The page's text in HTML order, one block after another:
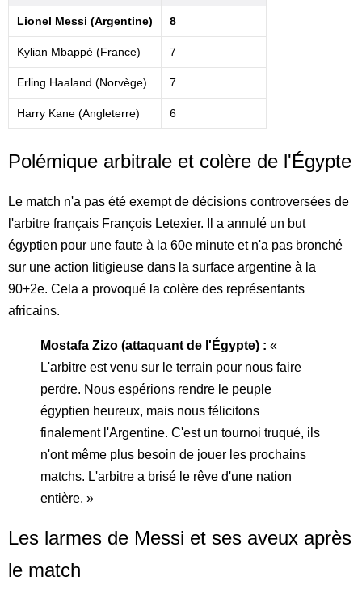
Lionel Messi (Argentine) 8
Kylian Mbappé (France) 7
Erling Haaland (Norvège) 7
Harry Kane (Angleterre) 6
Polémique arbitrale et colère de l'Égypte
Le match n'a pas été exempt de décisions controversées de
l'arbitre français François Letexier. Il a annulé un but
égyptien pour une faute à la 60e minute et n'a pas bronché
sur une action litigieuse dans la surface argentine à la
90+2e. Cela a provoqué la colère des représentants
africains.
Mostafa Zizo (attaquant de l'Égypte) : «
L'arbitre est venu sur le terrain pour nous faire
perdre. Nous espérions rendre le peuple
égyptien heureux, mais nous félicitons
finalement l'Argentine. C'est un tournoi truqué, ils
n'ont même plus besoin de jouer les prochains
matchs. L'arbitre a brisé le rêve d'une nation
entière. »
Les larmes de Messi et ses aveux après
le match